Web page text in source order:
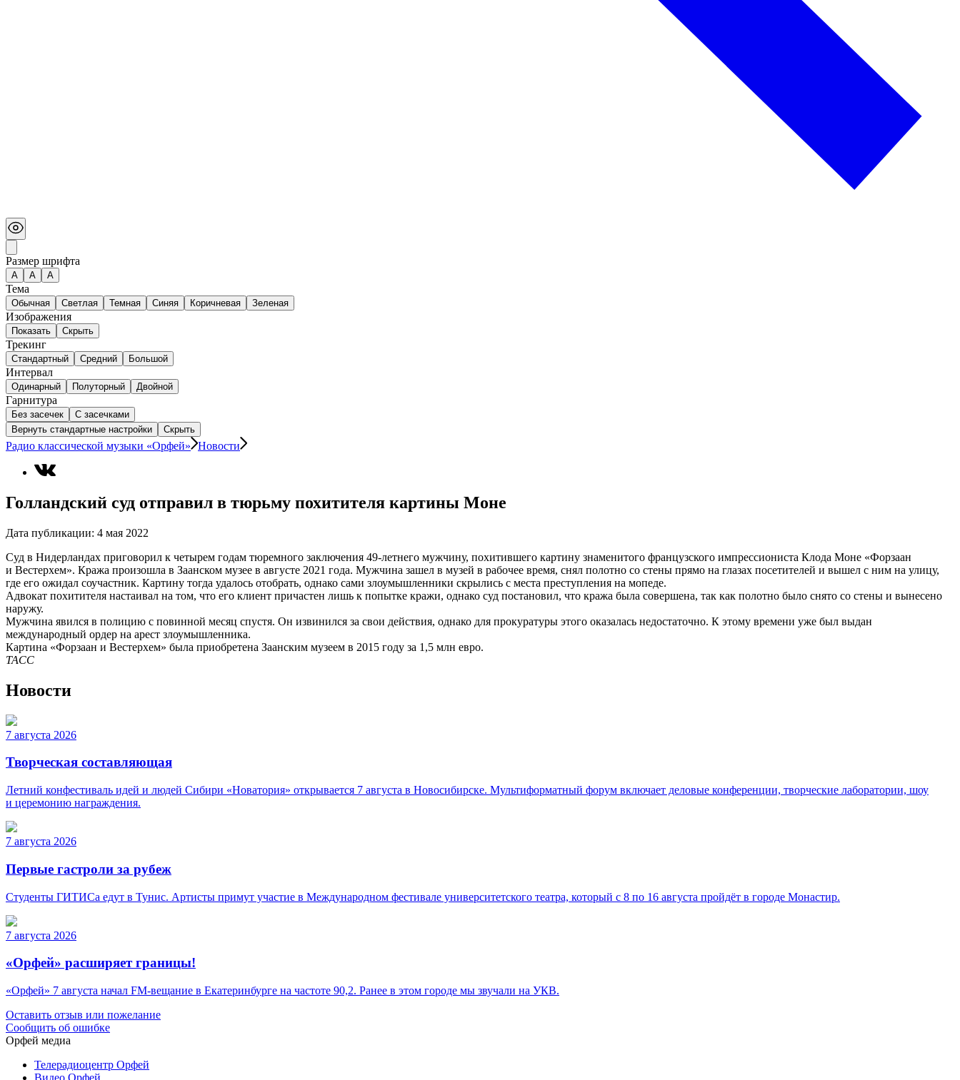
Размер шрифта
А A A
Тема
Обычная Светлая Темная Синяя Коричневая Зеленая
Изображения
Показать Скрыть
Трекинг
Стандартный Средний Большой
Интервал
Одинарный Полуторный Двойной
Гарнитура
Без засечек
С засечками
Вернуть стандартные настройки
Скрыть
Радио классической музыки «Орфей» Новости
Голландский суд отправил в тюрьму похитителя картины Моне
Дата публикации: 4 мая 2022
Суд в Нидерландах приговорил к четырем годам тюремного заключения 49-летнего мужчину, похитившего картину знаменитого французского импрессиониста Клода Моне «Форзаан
и Вестерхем». Кража произошла в Заанском музее в августе 2021 года. Мужчина зашел в музей в рабочее время, снял полотно со стены прямо на глазах посетителей и вышел с ним на улицу,
где его ожидал соучастник. Картину тогда удалось отобрать, однако сами злоумышленники скрылись с места преступления на мопеде.
Адвокат похитителя настаивал на том, что его клиент причастен лишь к попытке кражи, однако суд постановил, что кража была совершена, так как полотно было снято со стены и вынесено
наружу.
Мужчина явился в полицию с повинной месяц спустя. Он извинился за свои действия, однако для прокуратуры этого оказалась недостаточно. К этому времени уже был выдан
международный ордер на арест злоумышленника.
Картина «Форзаан и Вестерхем» была приобретена Заанским музеем в 2015 году за 1,5 млн евро.
ТАСС
Новости
7 августа 2026
Творческая составляющая
Летний конфестиваль идей и людей Сибири «Новатория» открывается 7 августа в Новосибирске. Мультиформатный форум включает деловые конференции, творческие лаборатории, шоу
и церемонию награждения.
7 августа 2026
Первые гастроли за рубеж
Студенты ГИТИСа едут в Тунис. Артисты примут участие в Международном фестивале университетского театра, который с 8 по 16 августа пройдёт в городе Монастир.
7 августа 2026
«Орфей» расширяет границы!
«Орфей» 7 августа начал FM-вещание в Екатеринбурге на частоте 90,2. Ранее в этом городе мы звучали на УКВ.
Оставить отзыв или пожелание
Сообщить об ошибке
Орфей медиа
Телерадиоцентр Орфей
Видео Орфей